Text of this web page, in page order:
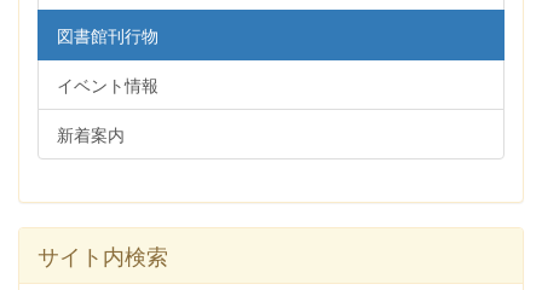
図書館刊行物
イベント情報
新着案内
サイト内検索